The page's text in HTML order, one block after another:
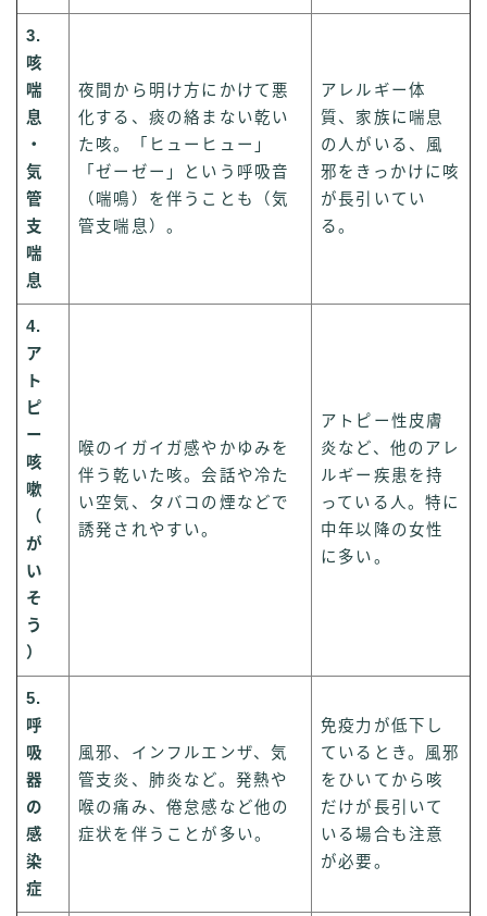
3.
咳
喘
息
・
気
管
支
喘
息
夜間から明け方にかけて悪
化する、痰の絡まない乾い
た咳。「ヒューヒュー」
「ゼーゼー」という呼吸音
（喘鳴）を伴うことも（気
管支喘息）。
アレルギー体
質、家族に喘息
の人がいる、風
邪をきっかけに咳
が長引いてい
る。
4.
ア
ト
ピ
ー
咳
嗽
（
が
い
そ
う
）
喉のイガイガ感やかゆみを
伴う乾いた咳。会話や冷た
い空気、タバコの煙などで
誘発されやすい。
アトピー性皮膚
炎など、他のアレ
ルギー疾患を持
っている人。特に
中年以降の女性
に多い。
5.
呼
吸
器
の
感
染
症
風邪、インフルエンザ、気
管支炎、肺炎など。発熱や
喉の痛み、倦怠感など他の
症状を伴うことが多い。
免疫力が低下し
ているとき。風邪
をひいてから咳
だけが長引いて
いる場合も注意
が必要。